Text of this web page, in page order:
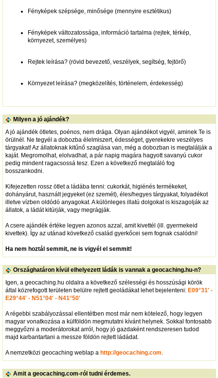
Fényképek szépsége, minősége (mennyire esztétikus)
Fényképek változatossága, információ tartalma (rejtek, térkép,
környezet, személyes)
Rejtek leírása? (rövid bevezető, veszélyek, segítség, fejtörő)
Környezet leírása? (megközelítés, történelem, érdekesség)
Milyen a jó ajándék?
A jó ajándék ötletes, poénos, nem drága. Olyan ajándékot vigyél, aminek Te is
örülnél. Ne tegyél a dobozba élelmiszert, édességet, gyerekekre veszélyes
tárgyakat! Az állatoknak kitűnő szaglása van, még a dobozban is megtalálják a
kaját. Megromolhat, elolvadhat, a pár napig magára hagyott savanyú cukor
pedig mindent ragacsossá tesz. Ezen a következő megtaláló fog
bosszankodni.
Kifejezetten rossz ötlet a ládába tenni: cukorkát, higiénés termékeket,
dohányárut, használt jegyeket (ez szemét), éles/hegyes tárgyakat, folyadékot
illetve vízben oldódó anyagokat. A különleges illatú dolgokat is kiszagolják az
állatok, a ládát kitúrják, vagy megrágják.
A csere ajándék értéke legyen azonos azzal, amit kivettél (ill. gyermekeid
kivettek). Így az utánad következő család gyerkőcei sem fognak csalódni!
Ha nem hoztál semmit, ne is vigyél el semmit!
Országhatáron kívül elhelyezett ládák is vannak a geocaching.hu-n?
Igen, a geocaching.hu oldalra a következő szélességi és hosszúsági körök
által közrefogott területen belülre rejtett geoládákat lehet bejelenteni: E09°31' -
E29°44' - N51°04' - N41°50'
A régebbi szabályozással ellentétben most már nem kötelező, hogy legyen
magyar vonatkozása a külföldön megmutatni kívánt helynek. Sokkal fontosabb
meggyőzni a moderátorokat arról, hogy jó gazdaként rendszeresen tudod
majd karbantartani a messze földön rejtett ládádat.
A nemzetközi geocaching weblap a http://geocaching.com
Amit a geocaching.com-ról tudni érdemes.